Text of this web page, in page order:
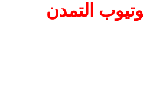
التمدن